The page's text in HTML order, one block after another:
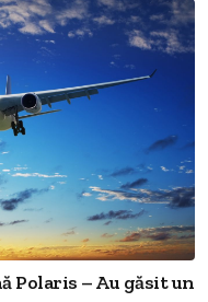
Polaris – Au găsit un